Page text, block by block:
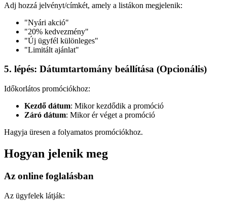
Adj hozzá jelvényt/címkét, amely a listákon megjelenik:
"Nyári akció"
"20% kedvezmény"
"Új ügyfél különleges"
"Limitált ajánlat"
5. lépés: Dátumtartomány beállítása (Opcionális)
Időkorlátos promóciókhoz:
Kezdő dátum: Mikor kezdődik a promóció
Záró dátum: Mikor ér véget a promóció
Hagyja üresen a folyamatos promóciókhoz.
Hogyan jelenik meg
Az online foglalásban
Az ügyfelek látják: